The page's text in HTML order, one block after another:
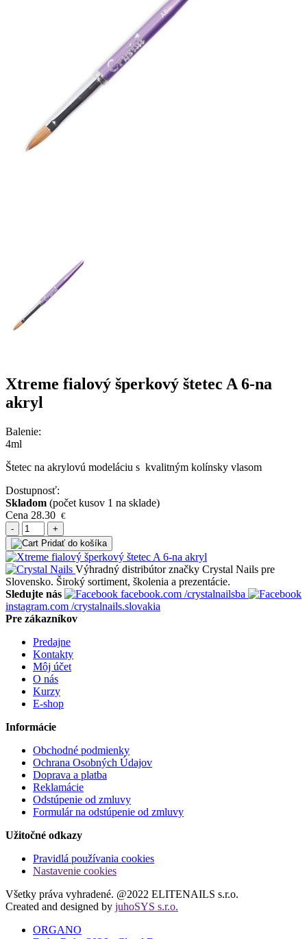
Xtreme fialový šperkový štetec A 6-na
akryl
Balenie:
4ml
Štetec na akrylovú modeláciu s kvalitným kolínsky vlasom
Dostupnosť:
Skladom (počet kusov 1 na sklade)
Cena 28.30 €
-
+
Pridať do košíka
Výhradný distribútor značky Crystal Nails pre
Slovensko. Široký sortiment, školenia a prezentácie.
Sledujte nás
facebook.com /crystalnailsba
instagram.com /crystalnails.slovakia
Pre zákazníkov
Predajne
Kontakty
Môj účet
O nás
Kurzy
E-shop
Informácie
Obchodné podmienky
Ochrana Osobných Údajov
Doprava a platba
Reklamácie
Odstúpenie od zmluvy
Formulár na odstúpenie od zmluvy
Užitočné odkazy
Pravidlá používania cookies
Nastavenie cookies
Všetky práva vyhradené. @2022 ELITENAILS s.r.o.
Created and designed by juhoSYS s.r.o.
ORGANO